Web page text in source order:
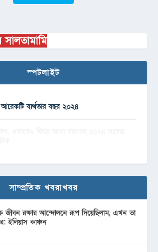
সালতামামি
স্পটলাইট
আরেকটি ব্যর্থতার বছর ২০২৪
সাম্প্রতিক খবরাখবর
জীবন রক্ষার আন্দোলনে রূপ দিয়েছিলাম, এখন তা
ইলিয়াস কাঞ্চন